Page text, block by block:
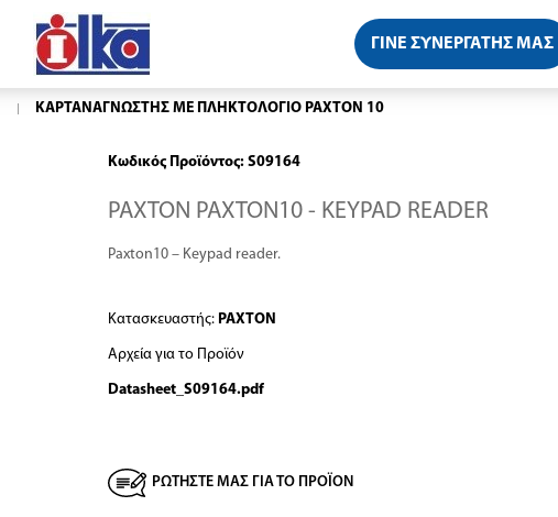
ΓΙΝΕ ΣΥΝΕΡΓΑΤΗΣ ΜΑΣ
ΚΑΡΤΑΝΑΓΝΩΣΤΗΣ ΜΕ ΠΛΗΚΤΟΛΟΓΙΟ PAXTON 10
Κωδικός Προϊόντος: S09164
PAXTON PAXTON10 - KEYPAD READER
Paxton10 – Keypad reader.
Κατασκευαστής: PAXTON
Αρχεία για τo Προϊόν
Datasheet_S09164.pdf
ΡΩΤΗΣΤΕ ΜΑΣ ΓΙΑ ΤΟ ΠΡΟΪΟΝ